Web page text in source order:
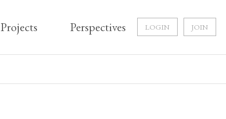
LOGIN JOIN
Projects Perspectives